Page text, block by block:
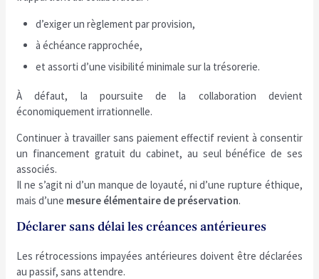
d’exiger un règlement par provision,
à échéance rapprochée,
et assorti d’une visibilité minimale sur la trésorerie.
À défaut, la poursuite de la collaboration devient
économiquement irrationnelle.
Continuer à travailler sans paiement effectif revient à consentir
un financement gratuit du cabinet, au seul bénéfice de ses
associés.
Il ne s’agit ni d’un manque de loyauté, ni d’une rupture éthique,
mais d’une mesure élémentaire de préservation.
Déclarer sans délai les créances antérieures
Les rétrocessions impayées antérieures doivent être déclarées
au passif, sans attendre.